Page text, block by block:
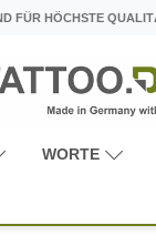
FÜR HÖCHSTE
WORTE